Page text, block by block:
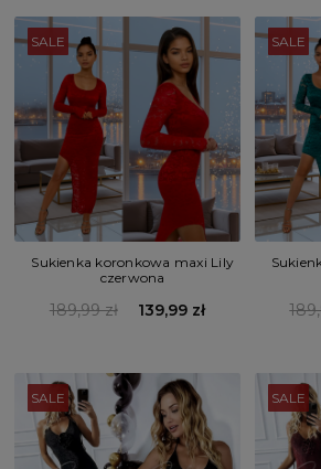
SALE
Sukienka koronkowa maxi Lily
czerwona
189,99 zł 139,99 zł
SALE
SALE SALE